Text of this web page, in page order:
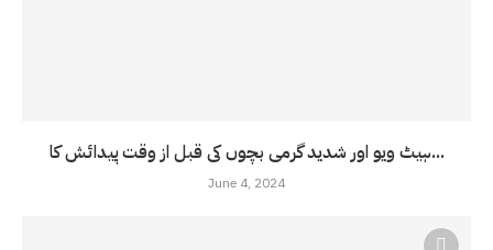
ہیٹ ویو اور شدید گرمی بچوں کی قبل از وقت پیدائش کا...
June 4, 2024